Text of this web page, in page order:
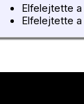
Elfelejtette
Elfelejtette